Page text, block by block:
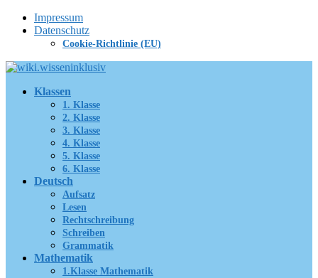
Zum
Inhalt
Impressum
Datenschutz
Cookie-Richtlinie (EU)
Klassen
1. Klasse
2. Klasse
3. Klasse
4. Klasse
5. Klasse
6. Klasse
Deutsch
Aufsatz
Lesen
Rechtschreibung
Schreiben
Grammatik
Mathematik
1.Klasse Mathematik